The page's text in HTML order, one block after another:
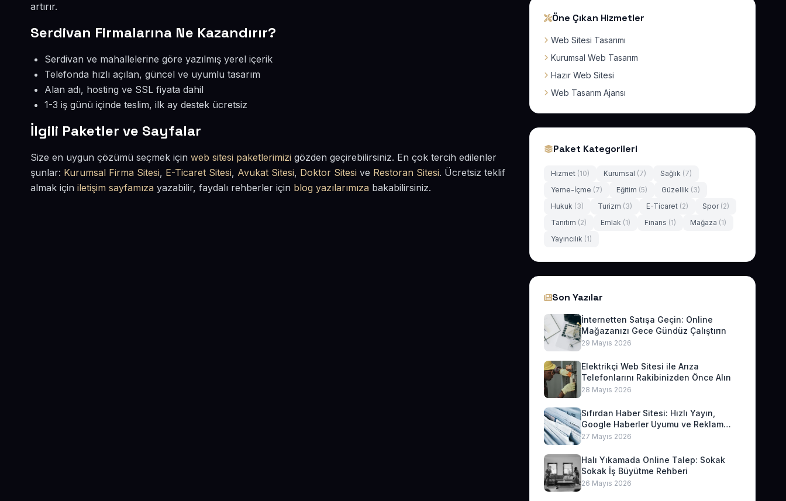
artırır.
Serdivan Firmalarına Ne Kazandırır?
Serdivan ve mahallelerine göre yazılmış yerel içerik
Telefonda hızlı açılan, güncel ve uyumlu tasarım
Alan adı, hosting ve SSL fiyata dahil
1-3 iş günü içinde teslim, ilk ay destek ücretsiz
İlgili Paketler ve Sayfalar
Size en uygun çözümü seçmek için web sitesi paketlerimizi gözden geçirebilirsiniz. En çok tercih edilenler
şunlar: Kurumsal Firma Sitesi, E-Ticaret Sitesi, Avukat Sitesi, Doktor Sitesi ve Restoran Sitesi. Ücretsiz teklif
almak için iletişim sayfamıza yazabilir, faydalı rehberler için blog yazılarımıza bakabilirsiniz.
Öne Çıkan Hizmetler
Web Sitesi Tasarımı
Kurumsal Web Tasarım
Hazır Web Sitesi
Web Tasarım Ajansı
Paket Kategorileri
Hizmet (10) Kurumsal (7) Sağlık (7)
Yeme-İçme (7) Eğitim (5) Güzellik (3)
Hukuk (3) Turizm (3) E-Ticaret (2) Spor (2)
Tanıtım (2) Emlak (1) Finans (1) Mağaza (1)
Yayıncılık (1)
Son Yazılar
İnternetten Satışa Geçin: Online
Mağazanızı Gece Gündüz Çalıştırın
29 Mayıs 2026
Elektrikçi Web Sitesi ile Arıza
Telefonlarını Rakibinizden Önce Alın
28 Mayıs 2026
Sıfırdan Haber Sitesi: Hızlı Yayın,
Google Haberler Uyumu ve Reklam
Geliri
27 Mayıs 2026
Halı Yıkamada Online Talep: Sokak
Sokak İş Büyütme Rehberi
26 Mayıs 2026